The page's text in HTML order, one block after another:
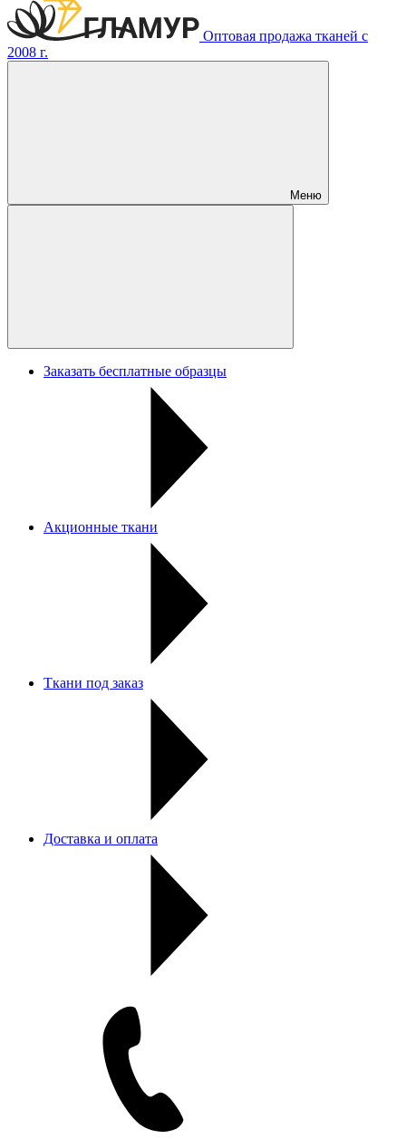
Оптовая продажа тканей с
2008 г.
Меню
Заказать бесплатные образцы
Акционные ткани
Ткани под заказ
Доставка и оплата